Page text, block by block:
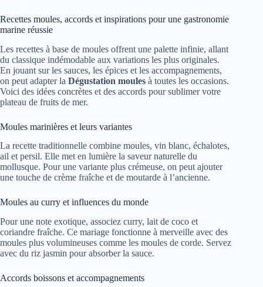
Recettes moules, accords et inspirations pour une gastronomie
marine réussie
Les recettes à base de moules offrent une palette infinie, allant
du classique indémodable aux variations les plus originales.
En jouant sur les sauces, les épices et les accompagnements,
on peut adapter la Dégustation moules à toutes les occasions.
Voici des idées concrètes et des accords pour sublimer votre
plateau de fruits de mer.
Moules marinières et leurs variantes
La recette traditionnelle combine moules, vin blanc, échalotes,
ail et persil. Elle met en lumière la saveur naturelle du
mollusque. Pour une variante plus crémeuse, on peut ajouter
une touche de crème fraîche et de moutarde à l’ancienne.
Moules au curry et influences du monde
Pour une note exotique, associez curry, lait de coco et
coriandre fraîche. Ce mariage fonctionne à merveille avec des
moules plus volumineuses comme les moules de corde. Servez
avec du riz jasmin pour absorber la sauce.
Accords boissons et accompagnements